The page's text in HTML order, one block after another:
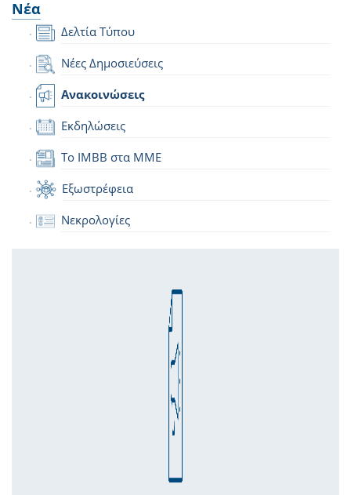
Νέα
Δελτία Τύπου
Νέες Δημοσιεύσεις
Ανακοινώσεις
Εκδηλώσεις
Το IMBB στα ΜΜΕ
Εξωστρέφεια
Νεκρολογίες